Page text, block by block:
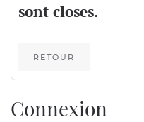
sont closes.
RETOUR
Connexion